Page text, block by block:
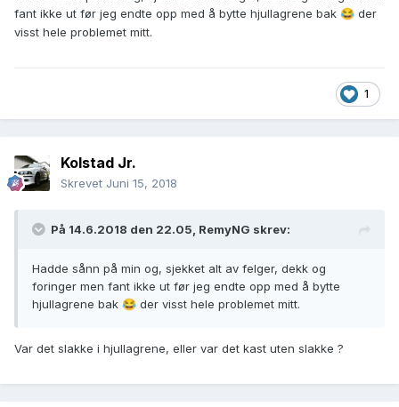
fant ikke ut før jeg endte opp med å bytte hjullagrene bak 😂 der
visst hele problemet mitt.
1
Kolstad Jr.
Skrevet Juni 15, 2018
På 14.6.2018 den 22.05, RemyNG skrev:
Hadde sånn på min og, sjekket alt av felger, dekk og
foringer men fant ikke ut før jeg endte opp med å bytte
hjullagrene bak 😂 der visst hele problemet mitt.
Var det slakke i hjullagrene, eller var det kast uten slakke ?